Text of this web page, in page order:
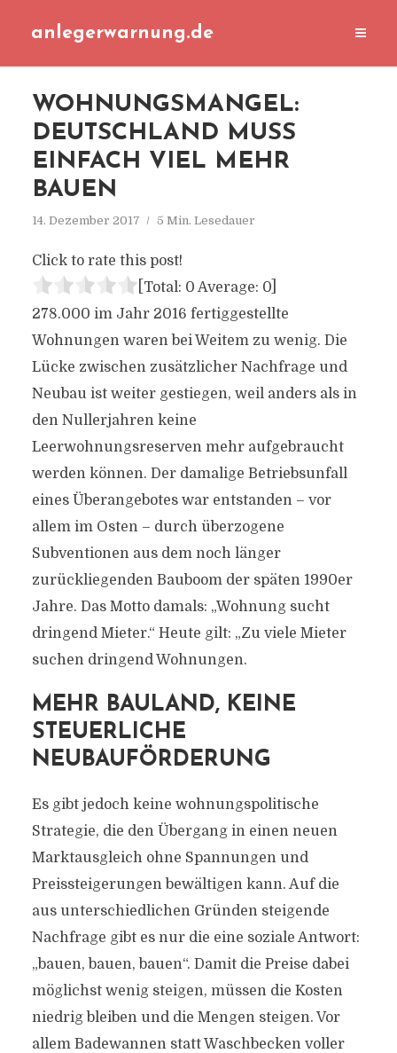
anlegerwarnung.de
WOHNUNGSMANGEL:
DEUTSCHLAND MUSS
EINFACH VIEL MEHR
BAUEN
14. Dezember 2017 5 Min. Lesedauer
Click to rate this post!
[Total: 0 Average: 0]
278.000 im Jahr 2016 fertiggestellte
Wohnungen waren bei Weitem zu wenig. Die
Lücke zwischen zusätzlicher Nachfrage und
Neubau ist weiter gestiegen, weil anders als in
den Nullerjahren keine
Leerwohnungsreserven mehr aufgebraucht
werden können. Der damalige Betriebsunfall
eines Überangebotes war entstanden – vor
allem im Osten – durch überzogene
Subventionen aus dem noch länger
zurückliegenden Bauboom der späten 1990er
Jahre. Das Motto damals: „Wohnung sucht
dringend Mieter.“ Heute gilt: „Zu viele Mieter
suchen dringend Wohnungen.
MEHR BAULAND, KEINE
STEUERLICHE
NEUBAUFÖRDERUNG
Es gibt jedoch keine wohnungspolitische
Strategie, die den Übergang in einen neuen
Marktausgleich ohne Spannungen und
Preissteigerungen bewältigen kann. Auf die
aus unterschiedlichen Gründen steigende
Nachfrage gibt es nur die eine soziale Antwort:
„bauen, bauen, bauen“. Damit die Preise dabei
möglichst wenig steigen, müssen die Kosten
niedrig bleiben und die Mengen steigen. Vor
allem Badewannen statt Waschbecken voller